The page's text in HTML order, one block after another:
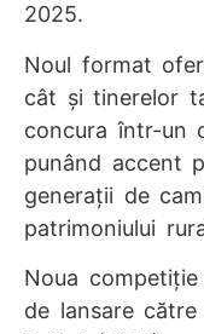
2025.
Noul format
cât și tinerelor
concura într-un
punând accent
generații de
patrimoniului
Noua
de lansare